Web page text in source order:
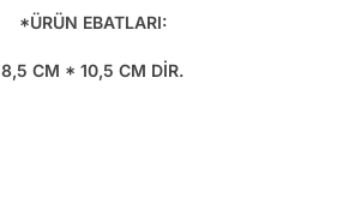
*ÜRÜN EBATLARI:
8,5 CM * 10,5 CM DİR.